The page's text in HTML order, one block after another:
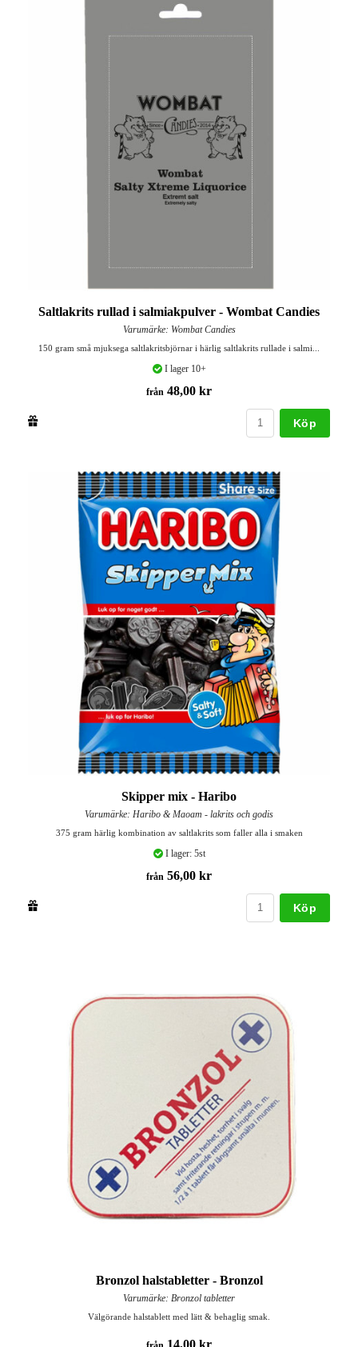
Saltlakrits rullad i salmiakpulver - Wombat Candies
Varumärke: Wombat Candies
150 gram små mjuksega saltlakritsbjörnar i härlig saltlakrits rullade i salmi...
I lager 10+
från 48,00 kr
Köp
Skipper mix - Haribo
Varumärke: Haribo & Maoam - lakrits och godis
375 gram härlig kombination av saltlakrits som faller alla i smaken
I lager: 5st
från 56,00 kr
Köp
Bronzol halstabletter - Bronzol
Varumärke: Bronzol tabletter
Välgörande halstablett med lätt & behaglig smak.